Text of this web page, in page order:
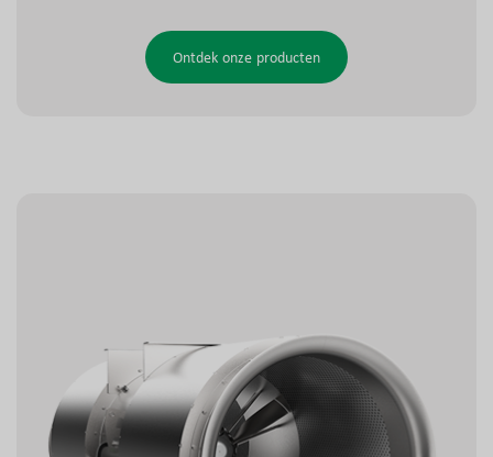
Ontdek onze producten